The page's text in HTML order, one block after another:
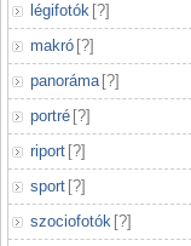
légifotók [?]
makró [?]
panoráma [?]
portré [?]
riport [?]
sport [?]
szociofotók [?]